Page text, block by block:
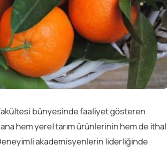
bünyesinde faaliyet gösteren
hem yerel tarım ürünlerinin hem de ithal
akademisyenlerin liderliğinde